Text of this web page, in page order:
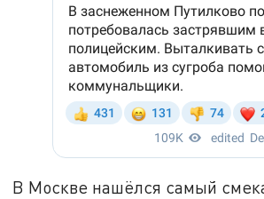
В Москве нашёлся самый